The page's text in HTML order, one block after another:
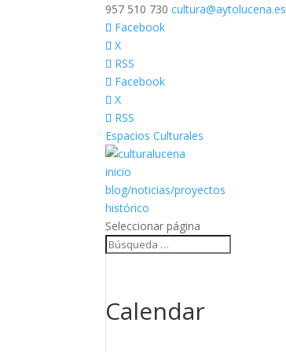
957 510 730 cultura@aytolucena.es
Facebook
X
RSS
Facebook
X
RSS
Espacios Culturales
inicio
blog/noticias/proyectos
histórico
Seleccionar página
Calendar